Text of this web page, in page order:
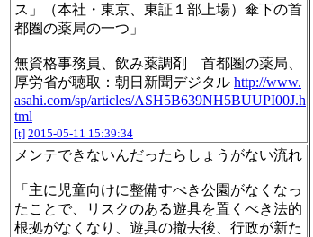
ス」（本社・東京、東証１部上場）傘下の首
都圏の薬局の一つ」
無資格事務員、飲み薬調剤 首都圏の薬局、
厚労省が聴取：朝日新聞デジタル http://www.
asahi.com/sp/articles/ASH5B639NH5BUUPI00J.h
tml
[t] 2015-05-11 15:39:34
メンテできないんだったらしょうがない流れ
「主に児童向けに整備すべき公園がなくなっ
たことで、リスクのある遊具を置くべき法的
根拠がなくなり、遊具の撤去後、行政が新た